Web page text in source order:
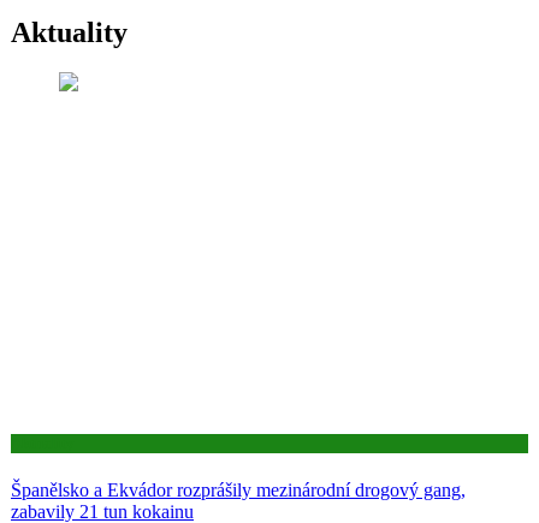
Aktuality
Španělsko a Ekvádor rozprášily mezinárodní drogový gang,
zabavily 21 tun kokainu